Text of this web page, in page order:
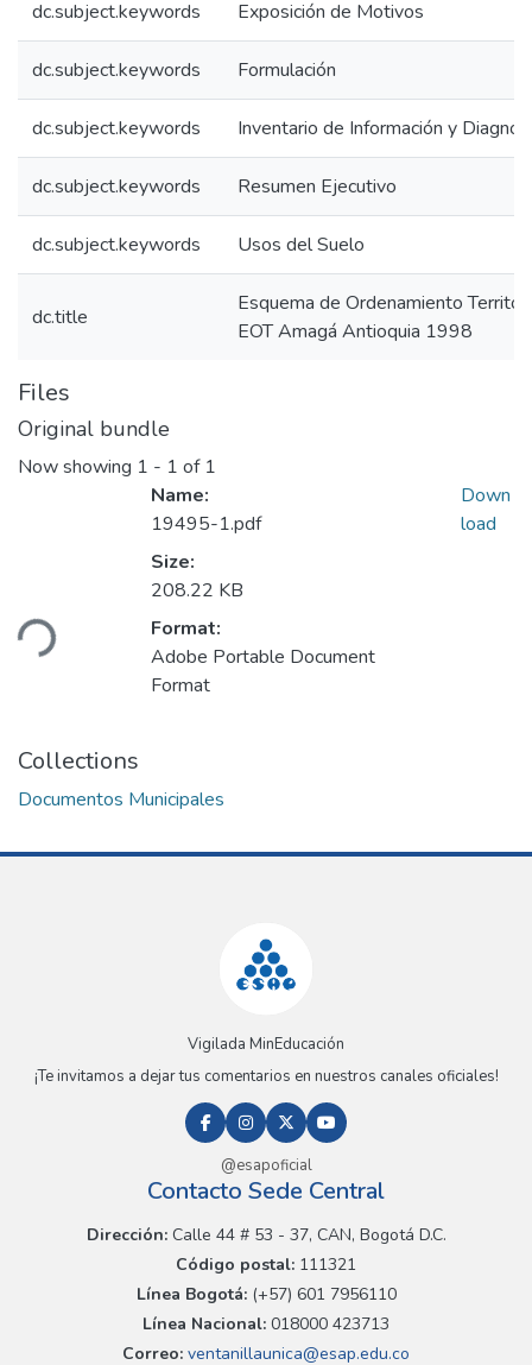
dc.subject.keywords Exposición de Motivos
dc.subject.keywords Formulación
dc.subject.keywords Inventario de Información y
dc.subject.keywords Resumen Ejecutivo
dc.subject.keywords Usos del Suelo
dc.title
Esquema de Ordenamiento
EOT Amagá Antioquia 1998
Files
Original bundle
Now showing 1 - 1 of 1
Name:
19495-1.pdf
Size:
208.22 KB
Format:
Adobe Portable Document
Format
Down
load
Collections
Documentos Municipales
Vigilada MinEducación
¡Te invitamos a dejar tus comentarios en nuestros canales oficiales!
@esapoficial
Contacto Sede Central
Dirección:Calle 44 # 53 - 37, CAN, Bogotá D.C.
Código postal: 111321
Línea Bogotá:(+57) 601 7956110
Línea Nacional: 018000 423713
Correo: ventanillaunica@esap.edu.co